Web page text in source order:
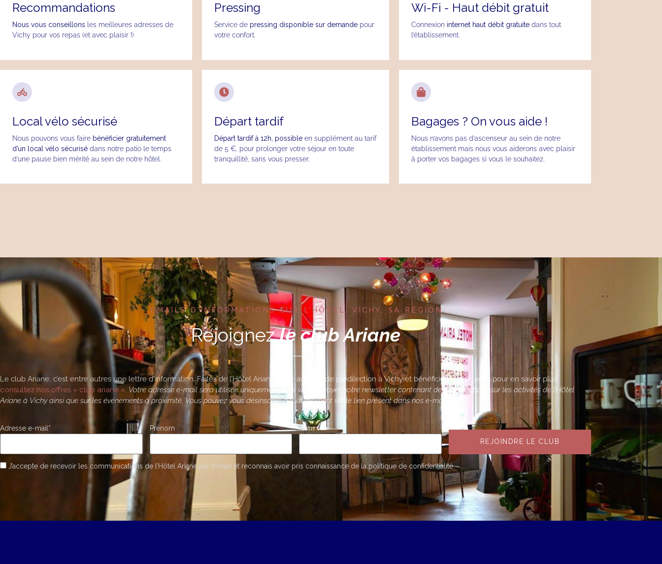
Recommandations
Nous vous conseillons les meilleures adresses de
Vichy pour vos repas (et avec plaisir !)
Pressing
Service de pressing disponible sur demandepour
votre confort.
Wi-Fi - Haut débit gratuit
Connexion internet haut débit gratuitedans tout
l’établissement.
Local vélo sécurisé
Nous pouvons vous faire bénéficier gratuitement
d’un local vélo sécurisé dans notre patio le temps
d’une pause bien mérité au sein de notre hôtel.
Départ tardif
Départ tardif à 12h, possibleen supplément au tarif
de 5 €, pour prolonger votre séjour en toute
tranquillité, sans vous presser.
Bagages ? On vous aide !
Nous n’avons pas d’ascenseur au sein de notre
établissement mais nous vous aiderons avec plaisir
à porter vos bagages si vous le souhaitez.
EMAILS D'INFORMATIONS SUR L'HÔTEL, VICHY, SA RÉGION.
Rejoignezle club Ariane
Le club Ariane, c’est entre autres une lettre d’information. Faites de l’Hôtel Ariane votre adresse de prédilection à Vichy et bénéficiez d’avantages pour en savoir plus
consultez nos offres « club ariane ». Votre adresse e-mail sera utilisée uniquement pour vous envoyer notre newsletter contenant des informations sur les activités de l’Hôtel
Ariane à Vichy ainsi que sur les événements à proximité. Vous pouvez vous désinscrire à tout moment via le lien présent dans nos e-mails.
Adresse e-mail* Prénom
Nom
REJOINDRE LE CLUB
J’accepte de recevoir les communications de l’Hôtel Ariane par e-mail et reconnais avoir pris connaissance de la politique de confidentialité.